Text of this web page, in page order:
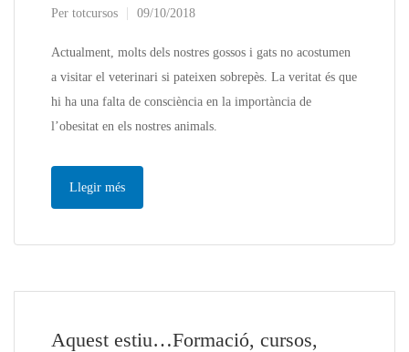
Per totcursos 09/10/2018
Actualment, molts dels nostres gossos i gats no acostumen
a visitar el veterinari si pateixen sobrepès. La veritat és que
hi ha una falta de consciència en la importància de
l’obesitat en els nostres animals.
Llegir més
Aquest estiu…Formació, cursos,